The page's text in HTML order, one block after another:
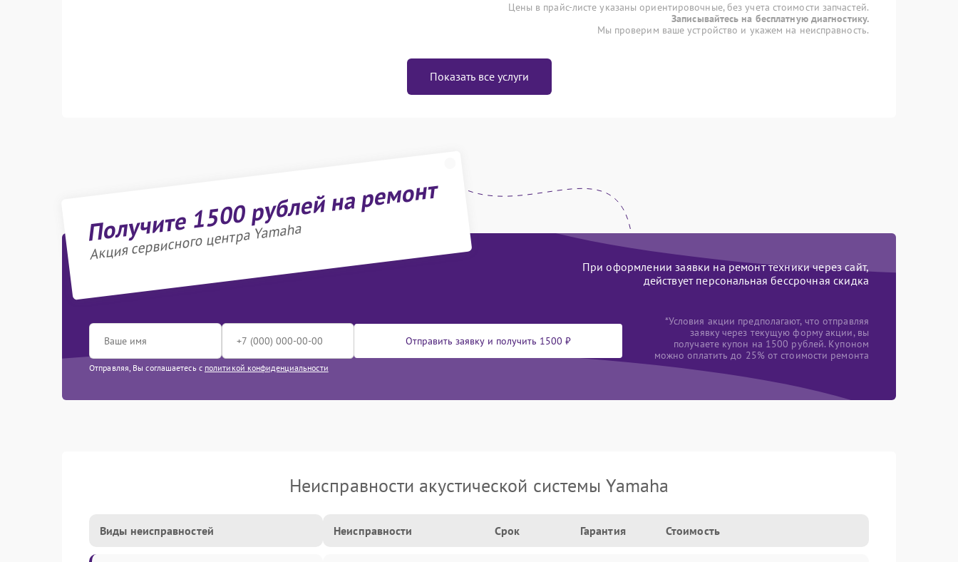
Цены в прайс-листе указаны ориентировочные, без учета стоимости запчастей.
Записывайтесь на бесплатную диагностику.
Мы проверим ваше устройство и укажем на неисправность.
Показать все услуги
Получите 1500 рублей на ремонт
Акция сервисного центра Yamaha
При оформлении заявки на ремонт техники через сайт,
действует персональная бессрочная скидка
Отправить заявку и получить 1500 ₽
Отправляя, Вы соглашаетесь с политикой конфиденциальности
*Условия акции предполагают, что отправляя
заявку через текущую форму акции, вы
получаете купон на 1500 рублей. Купоном
можно оплатить до 25% от стоимости ремонта
Неисправности акустической системы Yamaha
Виды неисправностей Неисправности Срок Гарантия Стоимость